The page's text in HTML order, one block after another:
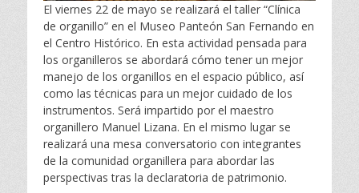
El viernes 22 de mayo se realizará el taller “Clínica
de organillo” en el Museo Panteón San Fernando en
el Centro Histórico. En esta actividad pensada para
los organilleros se abordará cómo tener un mejor
manejo de los organillos en el espacio público, así
como las técnicas para un mejor cuidado de los
instrumentos. Será impartido por el maestro
organillero Manuel Lizana. En el mismo lugar se
realizará una mesa conversatorio con integrantes
de la comunidad organillera para abordar las
perspectivas tras la declaratoria de patrimonio.